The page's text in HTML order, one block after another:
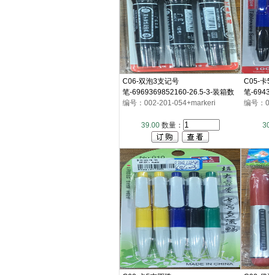
C06-双泡3支记号
笔-6969369852160-26.5-3-装箱数
400
编号：002-201-054+markeri
39.00数量：
C05-卡
笔-
640
编号：